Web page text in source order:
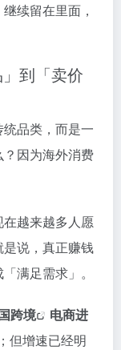
续留在里面，
到「卖价
品类，而是一
因为海外消费
越来越多人愿
说，真正赚钱
满足需求」。
跨境
电商进
但增速已经明